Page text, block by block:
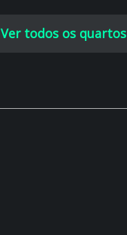
Ver todos os quartos